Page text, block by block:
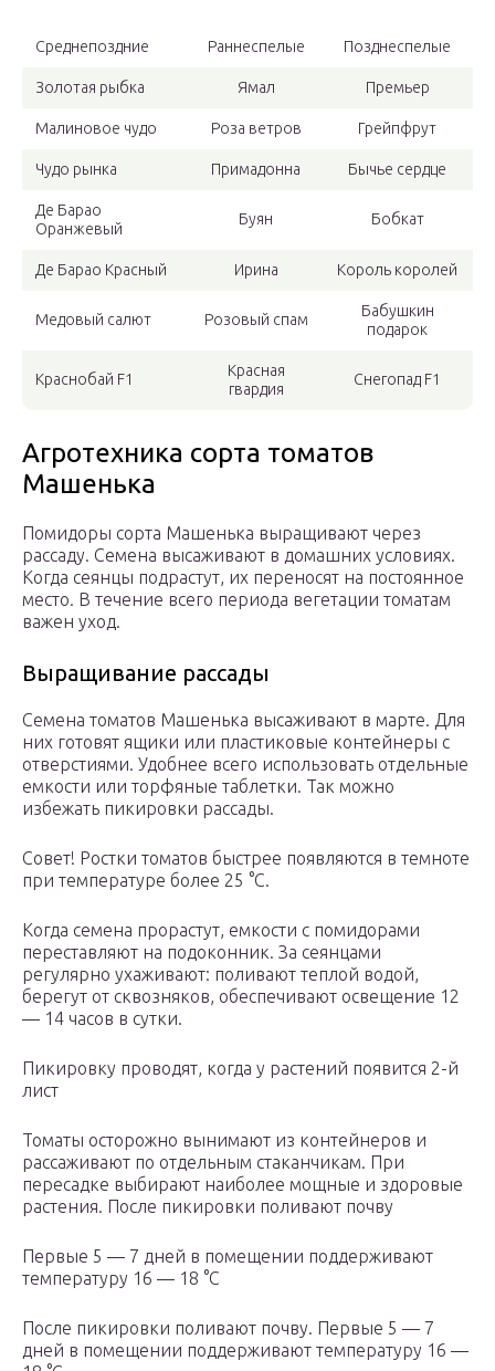
Среднепоздние Раннеспелые Позднеспелые
Золотая рыбка Ямал Премьер
Малиновое чудо Роза ветров Грейпфрут
Чудо рынка Примадонна Бычье сердце
Де Барао
Оранжевый
Буян Бобкат
Де Барао Красный Ирина Король королей
Медовый салют Розовый спам
Бабушкин
подарок
Краснобай F1
Красная
гвардия
Снегопад F1
Агротехника сорта томатов
Машенька
Помидоры сорта Машенька выращивают через
рассаду. Семена высаживают в домашних условиях.
Когда сеянцы подрастут, их переносят на постоянное
место. В течение всего периода вегетации томатам
важен уход.
Выращивание рассады
Семена томатов Машенька высаживают в марте. Для
них готовят ящики или пластиковые контейнеры с
отверстиями. Удобнее всего использовать отдельные
емкости или торфяные таблетки. Так можно
избежать пикировки рассады.
Совет! Ростки томатов быстрее появляются в темноте
при температуре более 25 °С.
Когда семена прорастут, емкости с помидорами
переставляют на подоконник. За сеянцами
регулярно ухаживают: поливают теплой водой,
берегут от сквозняков, обеспечивают освещение 12
— 14 часов в сутки.
Пикировку проводят, когда у растений появится 2-й
лист
Томаты осторожно вынимают из контейнеров и
рассаживают по отдельным стаканчикам. При
пересадке выбирают наиболее мощные и здоровые
растения. После пикировки поливают почву
Первые 5 — 7 дней в помещении поддерживают
температуру 16 — 18 °С
После пикировки поливают почву. Первые 5 — 7
дней в помещении поддерживают температуру 16 —